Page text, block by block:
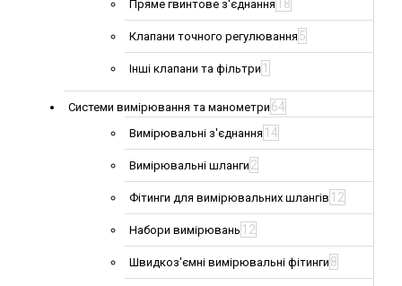
Пряме гвинтове з'єднання 18
Клапани точного регулювання 5
Інші клапани та фільтри 1
Системи вимірювання та манометри 64
Вимірювальні з'єднання 14
Вимірювальні шланги 2
Фітинги для вимірювальних шлангів 12
Набори вимірювань 12
Швидкоз'ємні вимірювальні фітинги 8